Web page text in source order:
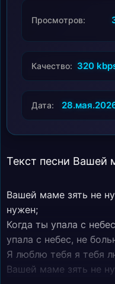
Просмотров:
Качество: 320
Дата:
Текст песни Вашей
Вашей маме зять не
нужен;
Когда ты упала с
упала с небес, не
Я люблю тебя я тебя
Вашей маме зять не